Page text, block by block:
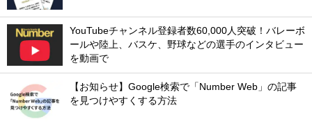
YouTubeチャンネル登録者数60,000人突破！バレーボ
ールや陸上、バスケ、野球などの選手のインタビュー
を動画で
【お知らせ】Google検索で「Number Web」の記事
を見つけやすくする方法